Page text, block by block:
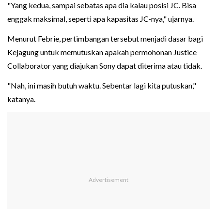
"Yang kedua, sampai sebatas apa dia kalau posisi JC. Bisa
enggak maksimal, seperti apa kapasitas JC-nya," ujarnya.
Menurut Febrie, pertimbangan tersebut menjadi dasar bagi
Kejagung untuk memutuskan apakah permohonan Justice
Collaborator yang diajukan Sony dapat diterima atau tidak.
"Nah, ini masih butuh waktu. Sebentar lagi kita putuskan,"
katanya.